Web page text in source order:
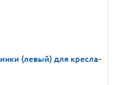
(левый) для кресла-